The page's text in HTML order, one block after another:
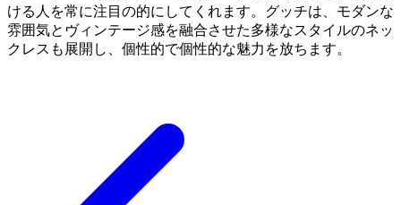
ける人を常に注目の的にしてくれます。グッチは、モダンな
雰囲気とヴィンテージ感を融合させた多様なスタイルのネッ
クレスも展開し、個性的で個性的な魅力を放ちます。